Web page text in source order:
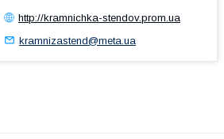
http://kramnichka-stendov.prom.ua
kramnizastend@meta.ua